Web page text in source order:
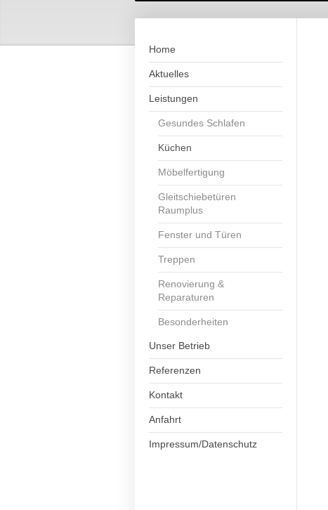
Home
Aktuelles
Leistungen
Gesundes Schlafen
Küchen
Möbelfertigung
Gleitschiebetüren
Raumplus
Fenster und Türen
Treppen
Renovierung &
Reparaturen
Besonderheiten
Unser Betrieb
Referenzen
Kontakt
Anfahrt
Impressum/Datenschutz